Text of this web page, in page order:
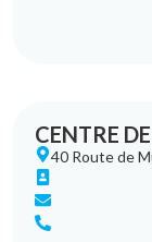
CENTRE
40 Route de